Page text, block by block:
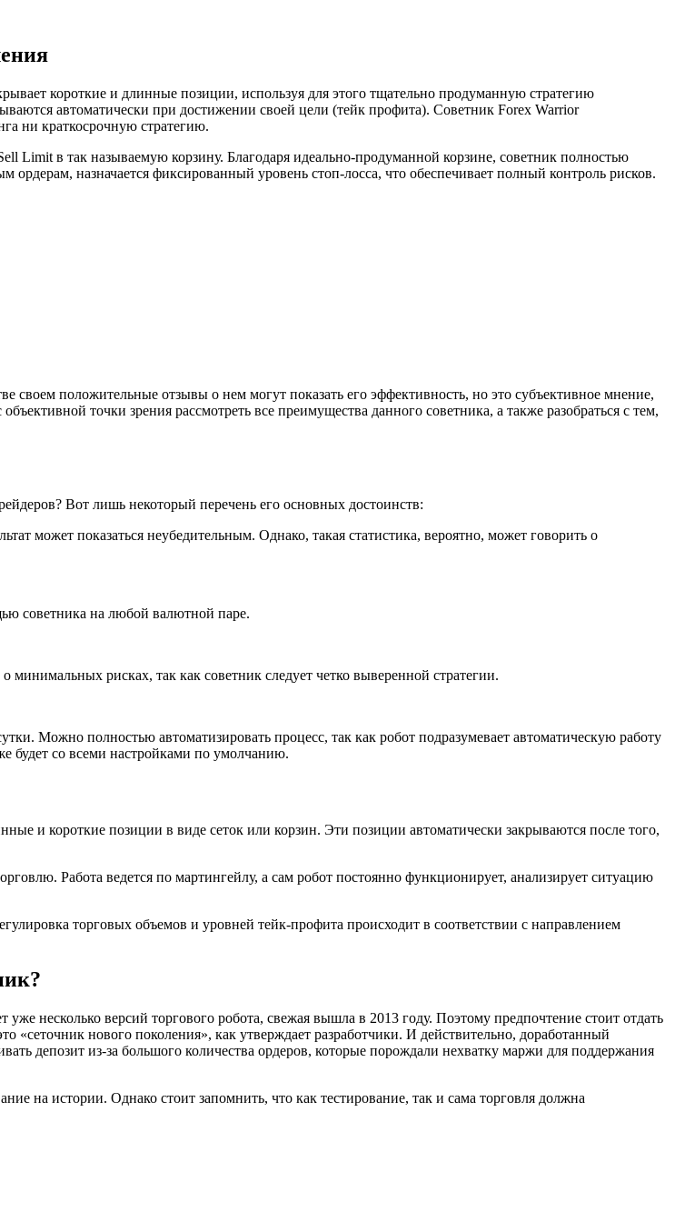
короткие и длинные позиции, используя для этого тщательно продуманную стратегию
автоматически при достижении своей цели (тейк профита). Советник Forex Warrior
ни краткосрочную стратегию.
Limit в так называемую корзину. Благодаря идеально-продуманной корзине, советник полностью
назначается фиксированный уровень стоп-лосса, что обеспечивает полный контроль рисков.
положительные отзывы о нем могут показать его эффективность, но это субъективное мнение,
точки зрения рассмотреть все преимущества данного советника, а также разобраться с тем,
Вот лишь некоторый перечень его основных достоинств:
может показаться неубедительным. Однако, такая статистика, вероятно, может говорить о
советника на любой валютной паре.
рисках, так как советник следует четко выверенной стратегии.
Можно полностью автоматизировать процесс, так как робот подразумевает автоматическую работу
будет со всеми настройками по умолчанию.
и короткие позиции в виде сеток или корзин. Эти позиции автоматически закрываются после того,
Работа ведется по мартингейлу, а сам робот постоянно функционирует, анализирует ситуацию
торговых объемов и уровней тейк-профита происходит в соответствии с направлением
несколько версий торгового робота, свежая вышла в 2013 году. Поэтому предпочтение стоит отдать
нового поколения», как утверждает разработчики. И действительно, доработанный
депозит из-за большого количества ордеров, которые порождали нехватку маржи для поддержания
на истории. Однако стоит запомнить, что как тестирование, так и сама торговля должна